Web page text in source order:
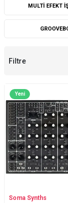
MULTI EFEKT
Filtre
Yeni
Soma Synths